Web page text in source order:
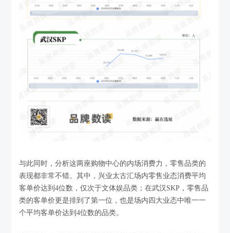
与此同时，分析这两座购物中心的内场消费力，零售品类的
表现都非常不错。其中，兴业太古汇场内零售业态消费平均
客单价达到4位数，仅次于文体娱品类；在武汉SKP，零售品
类的客单价更是排到了第一位，也是场内四大业态中唯一一
个平均客单价达到4位数的品类。